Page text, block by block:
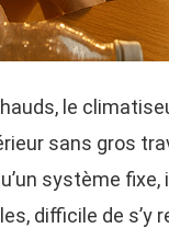
le
sans gros
système
difficile de s’y